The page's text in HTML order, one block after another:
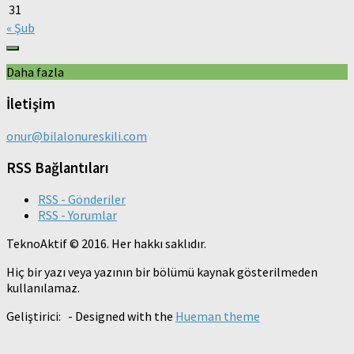
31
« Şub
Daha fazla
İletişim
onur@bilalonureskili.com
RSS Bağlantıları
RSS - Gönderiler
RSS - Yorumlar
TeknoAktif © 2016. Her hakkı saklıdır.
Hiç bir yazı veya yazının bir bölümü kaynak gösterilmeden
kullanılamaz.
Geliştirici: - Designed with the Hueman theme